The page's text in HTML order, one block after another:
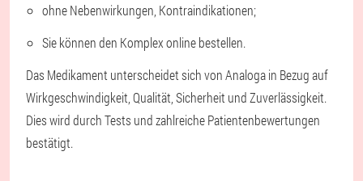
ohne Nebenwirkungen, Kontraindikationen;
Sie können den Komplex online bestellen.
Das Medikament unterscheidet sich von Analoga in Bezug auf
Wirkgeschwindigkeit, Qualität, Sicherheit und Zuverlässigkeit.
Dies wird durch Tests und zahlreiche Patientenbewertungen
bestätigt.